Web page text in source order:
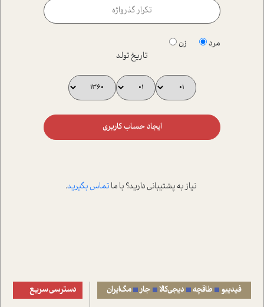
مرد
زن
تاریخ تولد
ایجاد حساب کاربری
نیاز به پشتیبانی دارید؟ با ماتماس بگیرید.
فیدیبو طاقچه دیجی‌کالا جار مگ‌ایران دسترسی سریع